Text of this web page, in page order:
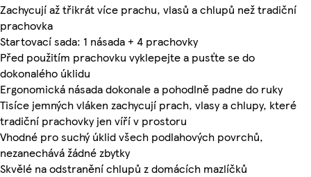
Zachycují až třikrát více prachu, vlasů a chlupů než tradiční
prachovka
Startovací sada: 1 násada + 4 prachovky
Před použitím prachovku vyklepejte a pusťte se do
dokonalého úklidu
Ergonomická násada dokonale a pohodlně padne do ruky
Tisíce jemných vláken zachycují prach, vlasy a chlupy, které
tradiční prachovky jen víří v prostoru
Vhodné pro suchý úklid všech podlahových povrchů,
nezanechává žádné zbytky
Skvělé na odstranění chlupů z domácích mazlíčků